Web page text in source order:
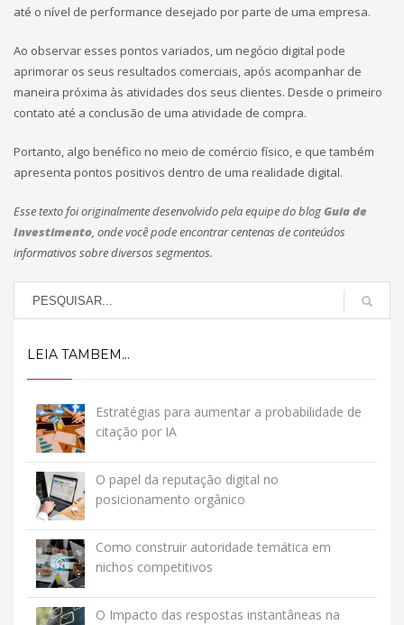
até o nível de performance desejado por parte de uma empresa.
Ao observar esses pontos variados, um negócio digital pode
aprimorar os seus resultados comerciais, após acompanhar de
maneira próxima às atividades dos seus clientes. Desde o primeiro
contato até a conclusão de uma atividade de compra.
Portanto, algo benéfico no meio de comércio físico, e que também
apresenta pontos positivos dentro de uma realidade digital.
Esse texto foi originalmente desenvolvido pela equipe do blogGuia de
Investimento, onde você pode encontrar centenas de conteúdos
informativos sobre diversos segmentos.
LEIA TAMBEM...
Estratégias para aumentar a probabilidade de
citação por IA
O papel da reputação digital no
posicionamento orgânico
Como construir autoridade temática em
nichos competitivos
O Impacto das respostas instantâneas na